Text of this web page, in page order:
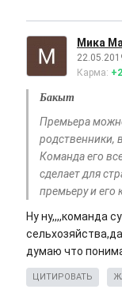
Мика
Карма:
Бакыт
Премьера
родственники,
Команда его
сделает для
премьеру и его
Ну ну,,,,команда
думаю что
ЦИТИРОВАТЬ